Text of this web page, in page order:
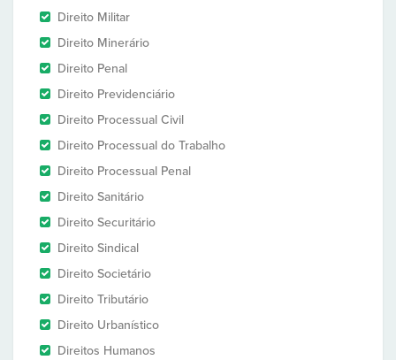
Direito Militar
Direito Minerário
Direito Penal
Direito Previdenciário
Direito Processual Civil
Direito Processual do Trabalho
Direito Processual Penal
Direito Sanitário
Direito Securitário
Direito Sindical
Direito Societário
Direito Tributário
Direito Urbanístico
Direitos Humanos